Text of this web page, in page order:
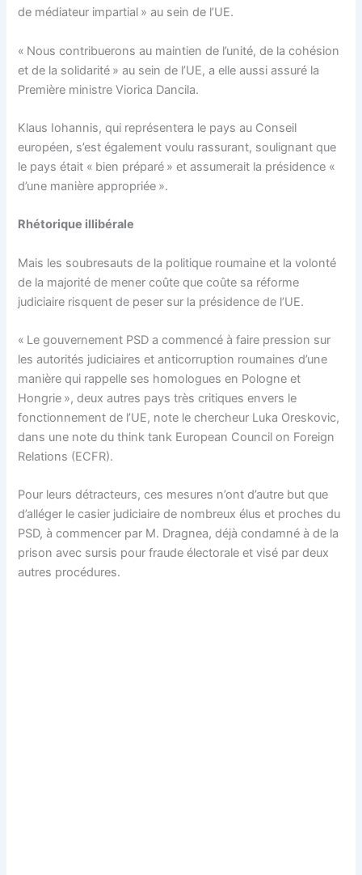
de médiateur impartial » au sein de l’UE.
« Nous contribuerons au maintien de l’unité, de la cohésion
et de la solidarité » au sein de l’UE, a elle aussi assuré la
Première ministre Viorica Dancila.
Klaus Iohannis, qui représentera le pays au Conseil
européen, s’est également voulu rassurant, soulignant que
le pays était « bien préparé » et assumerait la présidence «
d’une manière appropriée ».
Rhétorique illibérale
Mais les soubresauts de la politique roumaine et la volonté
de la majorité de mener coûte que coûte sa réforme
judiciaire risquent de peser sur la présidence de l’UE.
« Le gouvernement PSD a commencé à faire pression sur
les autorités judiciaires et anticorruption roumaines d’une
manière qui rappelle ses homologues en Pologne et
Hongrie », deux autres pays très critiques envers le
fonctionnement de l’UE, note le chercheur Luka Oreskovic,
dans une note du think tank European Council on Foreign
Relations (ECFR).
Pour leurs détracteurs, ces mesures n’ont d’autre but que
d’alléger le casier judiciaire de nombreux élus et proches du
PSD, à commencer par M. Dragnea, déjà condamné à de la
prison avec sursis pour fraude électorale et visé par deux
autres procédures.